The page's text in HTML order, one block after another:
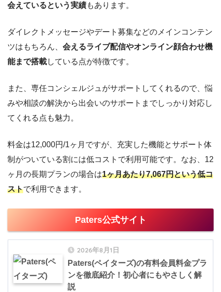
会えているという実績もあります。
ダイレクトメッセージやデート募集などのメインコンテン
ツはもちろん、 会えるライブ配信やオンライン顔合わせ機
能まで搭載している点が特徴です。
また、専任コンシェルジュがサポートしてくれるので、悩
みや相談の解決から出会いのサポートまでしっかり対応し
てくれる点も魅力。
料金は12,000円/1ヶ月ですが、充実した機能とサポート体
制がついている割には低コストで利用可能です。なお、12
ヶ月の長期プランの場合は1ヶ月あたり7,067円という低コ
ストで利用できます。
Paters公式サイト
2026年8月1日
Paters(ペイターズ)の有料会員料金プラ
ンを徹底紹介！初心者にもやさしく解
説